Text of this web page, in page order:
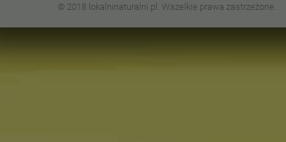
© 2018 lokalninaturalni.pl. Wszelkie prawa zastrzeżone.